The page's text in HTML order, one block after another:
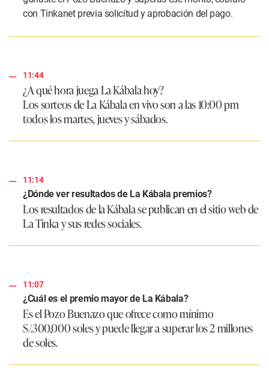
con Tinkanet previa solicitud y aprobación del pago.
11:44
¿A qué hora juega La Kábala hoy?
Los sorteos de La Kábala en vivo son a las 10:00 pm
todos los martes, jueves y sábados.
11:14
¿Dónde ver resultados de La Kábala premios?
Los resultados de la Kábala se publican en el sitio web de
La Tinka y sus redes sociales.
11:07
¿Cuál es el premio mayor de La Kábala?
Es el Pozo Buenazo que ofrece como mínimo
S/.300,000 soles y puede llegar a superar los 2 millones
de soles.